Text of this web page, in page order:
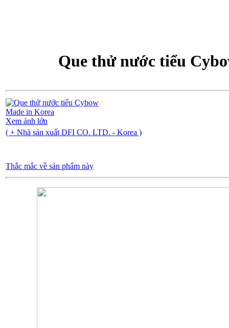
Que thử nước tiểu
Xem ảnh lớn
( + Nhà sản xuất DFI CO. LTD. - Korea )
Thắc mắc về sản phẩm này